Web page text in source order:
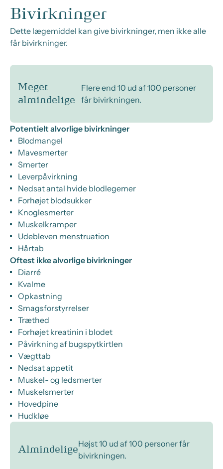
Bivirkninger
Dette lægemiddel kan give bivirkninger, men ikke alle
får bivirkninger.
Meget
almindelige
Flere end 10 ud af 100 personer
får bivirkningen.
Potentielt alvorlige bivirkninger
Blodmangel
Mavesmerter
Smerter
Leverpåvirkning
Nedsat antal hvide blodlegemer
Forhøjet blodsukker
Knoglesmerter
Muskelkramper
Udebleven menstruation
Hårtab
Oftest ikke alvorlige bivirkninger
Diarré
Kvalme
Opkastning
Smagsforstyrrelser
Træthed
Forhøjet kreatinin i blodet
Påvirkning af bugspytkirtlen
Vægttab
Nedsat appetit
Muskel- og ledsmerter
Muskelsmerter
Hovedpine
Hudkløe
Almindelige
Højst 10 ud af 100 personer får
bivirkningen.